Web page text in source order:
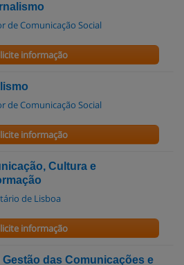
de Comunicação Social
informação
de Comunicação Social
informação
Cultura e
de Lisboa
informação
Gestão das Comunicações e